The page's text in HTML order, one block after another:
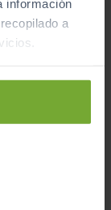
información
a